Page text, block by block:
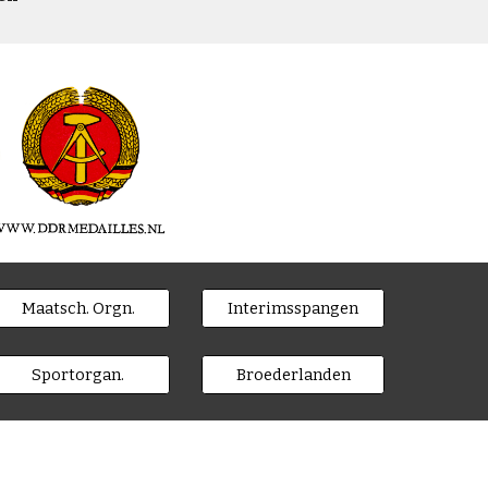
Maatsch. Orgn.
Sportorgan.
Interimsspangen
Broederlanden